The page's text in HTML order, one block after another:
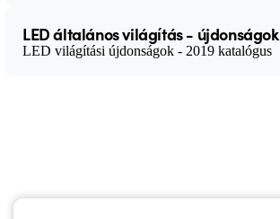
LED általános világítás - újdonságok
LED világítási újdonságok - 2019 katalógus